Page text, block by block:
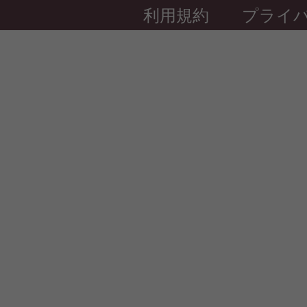
利用規約 プライ